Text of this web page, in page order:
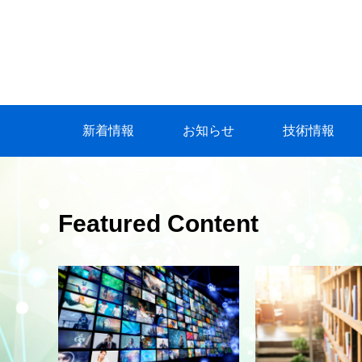
新着情報 お知らせ 技術情報
Featured Content